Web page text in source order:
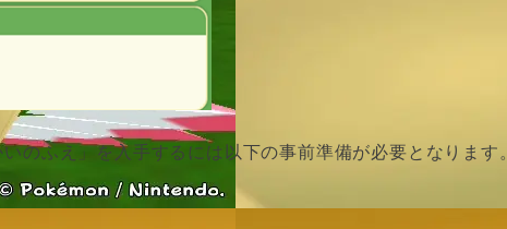
のふえ」を入手するには以下の事前準備が必要となります。